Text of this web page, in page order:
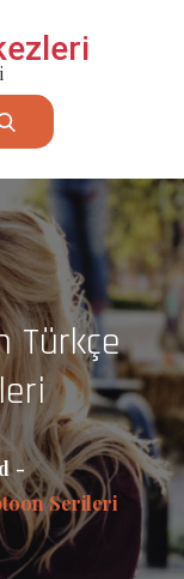
Türkçe
Serileri